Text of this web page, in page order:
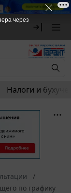
Налоги и
по графику
через